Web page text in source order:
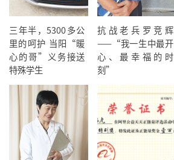
三年半，5300多公
里的呵护 当阳“暖
心的哥”义务接送
特殊学生
抗战老兵罗竞辉
——“我一生中最开
心、最幸福的时
刻”